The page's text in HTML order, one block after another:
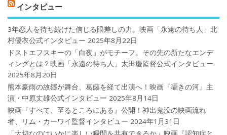
インタビュー
3年恋人を待ち続けた信じる眼差しの力。映画「永遠の待ち人」北
村優衣公式インタビュー 2025年8月22日
ドストエフスキーの「白夜」がモチーフ。その先の新たなエンデ
ィングとは？映画「永遠の待ち人」太田慶監督公式インタビュー
2025年8月20日
熊本豪雨の故郷が舞台、葛藤を経て出演へ！映画『囁きの河』主
演・中原丈雄公式インタビュー 2025年8月14日
映画『すべて、至るところにある』公開！神出鬼没の映画流れ
者、リム・カーワイ監督インタビュー 2024年1月31日